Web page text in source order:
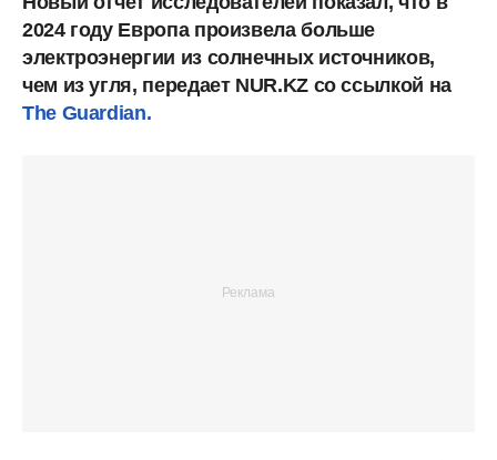
2024 году Европа произвела больше
электроэнергии из солнечных источников,
чем из угля, передает NUR.KZ со ссылкой на
The Guardian.